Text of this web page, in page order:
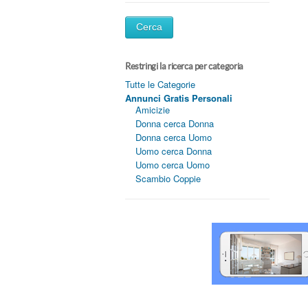
Cerca
Restringi la ricerca per categoria
Tutte le Categorie
Annunci Gratis Personali
Amicizie
Donna cerca Donna
Donna cerca Uomo
Uomo cerca Donna
Uomo cerca Uomo
Scambio Coppie